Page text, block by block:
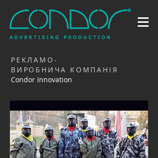
РЕКЛАМО-
ВИРОБНИЧА КОМПАНІЯ
Condor Innovation